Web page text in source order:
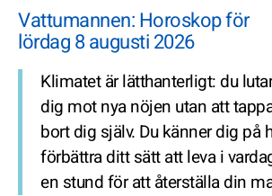
Vattumannen: Horoskop för
lördag 8 augusti 2026
Klimatet är lätthanterligt: du lutar
dig mot nya nöjen utan att
bort dig själv. Du känner dig på
förbättra ditt sätt att leva i
en stund för att återställa din